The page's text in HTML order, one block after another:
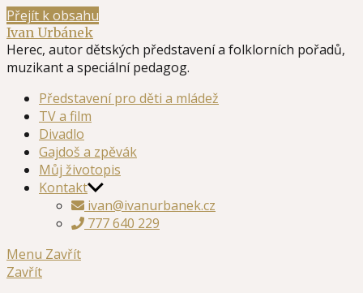
Přejít k obsahu
Ivan Urbánek
Herec, autor dětských představení a folklorních pořadů,
muzikant a speciální pedagog.
Představení pro děti a mládež
TV a film
Divadlo
Gajdoš a zpěvák
Můj životopis
Kontakt
ivan@ivanurbanek.cz
777 640 229
Menu Zavřít
Zavřít